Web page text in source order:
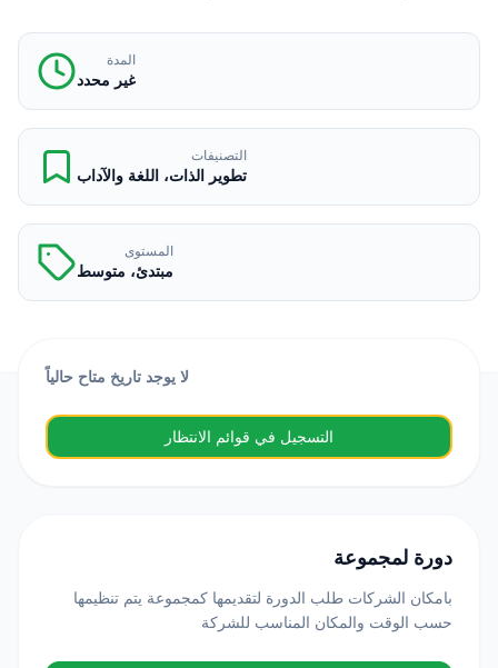
المدة
غير محدد
التصنيفات
تطوير الذات، اللغة والآداب
المستوى
مبتدئ، متوسط
لا يوجد تاريخ متاح حالياً
التسجيل في قوائم الانتظار
دورة لمجموعة
بامكان الشركات طلب الدورة لتقديمها كمجموعة يتم تنظيمها
حسب الوقت والمكان المناسب للشركة